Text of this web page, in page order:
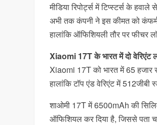
मीडिया रिपोर्ट्स में टिप्स्टर्स के
अभी तक कंपनी ने इस कीमत को
हालांकि ऑफिशियली तौर पर फीचर
Xiaomi 17T के भारत में दो वेरिएंट
Xiaomi 17T को भारत में 65 हजार
हालांकि टॉप एंड वेरिएंट में
शाओमी 17T में 6500mAh की
ऑफिशियल कर दिया है, जिससे पता